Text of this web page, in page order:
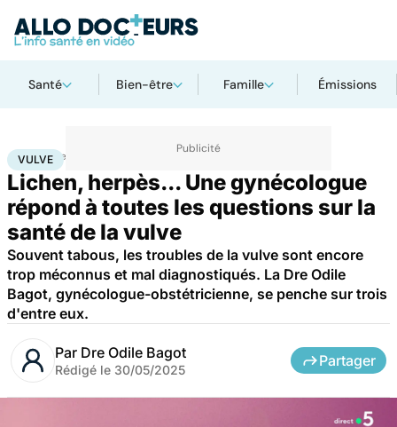
Santé Bien-être Famille Émissions
AccueilBien-être
VULVE
Lichen, herpès... Une gynécologue
répond à toutes les questions sur la
santé de la vulve
Souvent tabous, les troubles de la vulve sont encore
trop méconnus et mal diagnostiqués. La Dre Odile
Bagot, gynécologue-obstétricienne, se penche sur trois
d'entre eux.
Par Dre Odile Bagot
Rédigé le 30/05/2025
Partager